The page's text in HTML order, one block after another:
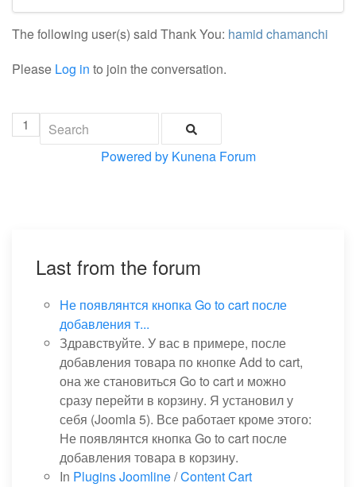
The following user(s) said Thank You: hamid chamanchi
Please Log in to join the conversation.
1
Powered by Kunena Forum
Last from the forum
Не появлянтся кнопка Go to cart после
добавления т...
Здравствуйте. У вас в примере, после
добавления товара по кнопке Add to cart,
она же становиться Go to cart и можно
сразу перейти в корзину. Я установил у
себя (Joomla 5). Все работает кроме этого:
Не появлянтся кнопка Go to cart после
добавления товара в корзину.
In Plugins Joomline/Content Cart